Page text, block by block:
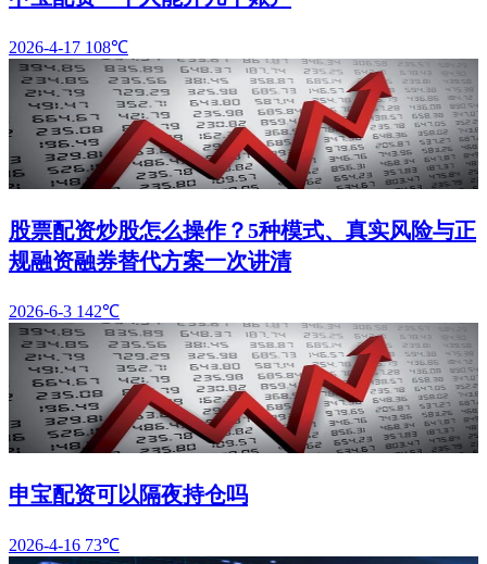
2026-4-17 108℃
股票配资炒股怎么操作？5种模式、真实风险与正
规融资融券替代方案一次讲清
2026-6-3 142℃
申宝配资可以隔夜持仓吗
2026-4-16 73℃